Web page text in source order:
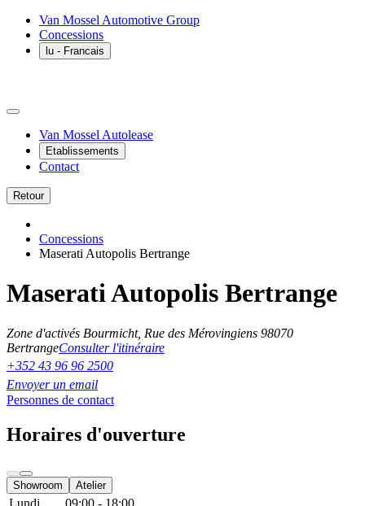
Van Mossel Automotive Group
Concessions
lu - Francais
Van Mossel Autolease
Etablissements
Contact
Retour
Concessions
Maserati Autopolis Bertrange
Maserati Autopolis Bertrange
Zone d'activés Bourmicht, Rue des Mérovingiens 98070
BertrangeConsulter l'itinéraire
+352 43 96 96 2500
Envoyer un email
Personnes de contact
Horaires d'ouverture
Showroom Atelier
Lundi
09:00 - 18:00